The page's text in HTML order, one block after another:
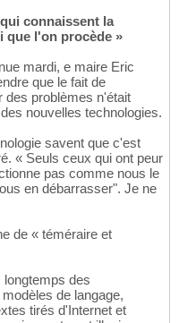
connaissent la
que l'on procède »
mardi, e maire Eric
que le fait de
des problèmes n'était
nouvelles technologies.
savent que c'est
« Seuls ceux qui ont peur
pas comme nous le
en débarrasser". Je ne
de « téméraire et
longtemps des
de langage,
tirés d'Internet et